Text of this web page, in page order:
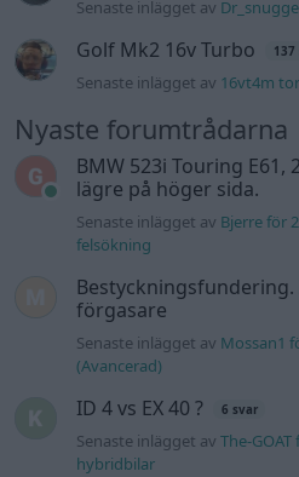
Senaste inlägget av
Golf Mk2 16v Turbo 137
Senaste inlägget av 16vt4m
Nyaste forumtrådarna
BMW 523i Touring E61,
lägre på höger sida.
Senaste inlägget av Bjerre för
felsökning
Bestyckningsfundering.
förgasare
Senaste inlägget av Mossan1
(Avancerad)
ID 4 vs EX 40 ? 6 svar
Senaste inlägget avThe-
hybridbilar